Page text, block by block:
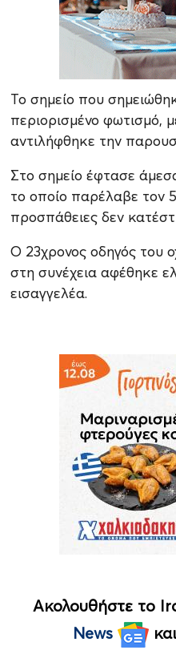
Το σημείο που
περιορισμένο φωτισμό,
αντιλήφθηκε την
Στο σημείο έφτασε
το οποίο παρέλαβε τον
προσπάθειες δεν
Ο 23χρονος οδηγός του
στη συνέχεια αφέθηκε
εισαγγελέα.
Ακολουθήστε το
News